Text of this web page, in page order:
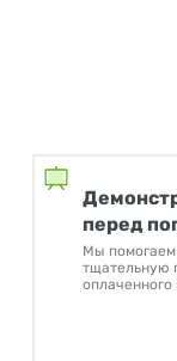
перед
Мы
тщательную
оплаченного